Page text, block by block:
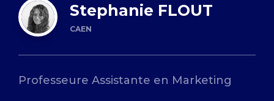
Stephanie FLOUT
CAEN
Professeure Assistante en Marketing